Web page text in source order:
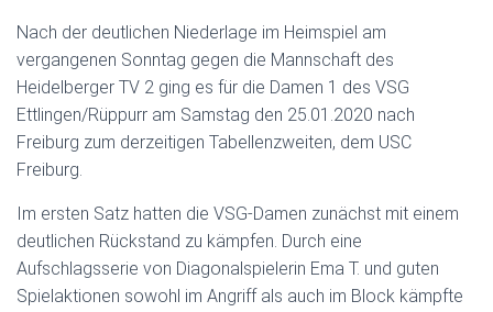
Nach der deutlichen Niederlage im Heimspiel am
vergangenen Sonntag gegen die Mannschaft des
Heidelberger TV 2 ging es für die Damen 1 des VSG
Ettlingen/Rüppurr am Samstag den 25.01.2020 nach
Freiburg zum derzeitigen Tabellenzweiten, dem USC
Freiburg.
Im ersten Satz hatten die VSG-Damen zunächst mit einem
deutlichen Rückstand zu kämpfen. Durch eine
Aufschlagsserie von Diagonalspielerin Ema T. und guten
Spielaktionen sowohl im Angriff als auch im Block kämpfte